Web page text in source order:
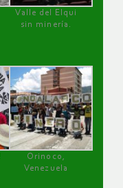
Valle del Elqui
sin minería.
Orinoco,
Venezuela